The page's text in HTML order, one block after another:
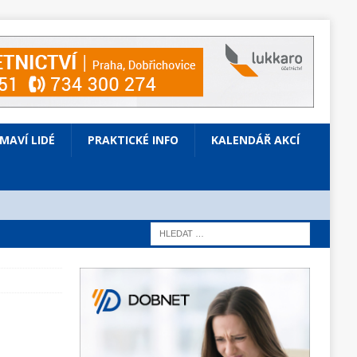
LIDÉ PRAKTICKÉ INFO KALENDÁŘ AKCÍ